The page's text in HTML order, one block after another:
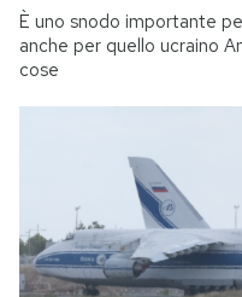
È uno snodo importante
anche per quello ucraino
cose